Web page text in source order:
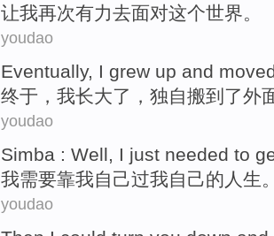
让我再次有力去面对这个世界。
youdao
Eventually, I grew up and
终于 ， 我长大了， 独自搬到了外
youdao
Simba : Well, I just needed to
我需要靠我自己过我自己的人生
youdao